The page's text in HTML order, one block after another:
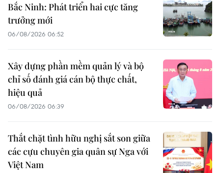
Bắc Ninh: Phát triển hai cực tăng
trưởng mới
06/08/2026 06:52
Xây dựng phần mềm quản lý và bộ
chỉ số đánh giá cán bộ thực chất,
hiệu quả
06/08/2026 06:39
Thắt chặt tình hữu nghị sắt son giữa
các cựu chuyên gia quân sự Nga với
Việt Nam